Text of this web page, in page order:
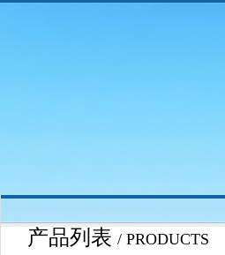
产品列表 / PRODUCTS